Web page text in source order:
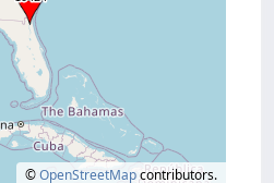
©OpenStreetMapcontributors.